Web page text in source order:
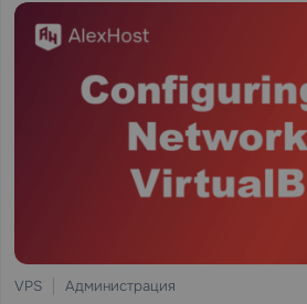
VPS Администрация